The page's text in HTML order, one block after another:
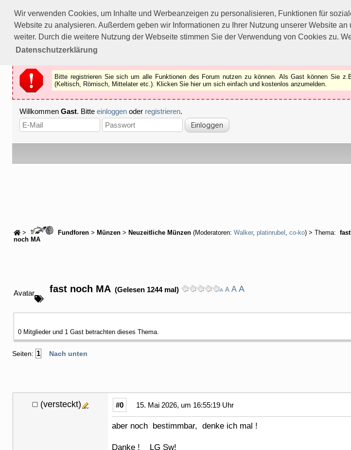
Wir verwenden Cookies, um Inhalte und Werbeanzeigen zu personalisieren, Funktionen für
Website zu analysieren. Außerdem geben wir Informationen zu Ihrer Nutzung unserer Website
weiter. Durch die weitere Nutzung der Webseite stimmen Sie der Verwendung von Cookies zu.
Datenschutzerklärung
Bitte registrieren Sie sich um alle Funktionen des Forums nutzen zu können.
Als Gast können Sie z.B.keine Bilderbetrachten.
Registrieren
Schliessen
Bitte registrieren Sie sich um alle Funktionen des Forum nutzen zu können. Als Gast können Sie
(Keltisch, Römisch, Mittelater etc.). Klicken Sie hier um sich einfach und kostenlos anzumelden.
Willkommen Gast. Bitte einloggen oder registrieren.
> Fundforen > Münzen > Neuzeitliche Münzen (Moderatoren: Walker, platinrubel , co-ko) > Thema:
fast
noch MA
Avatar fast noch MA (Gelesen 1244 mal) A A A A
0 Mitglieder und 1 Gast betrachten dieses Thema.
Seiten: 1 Nach unten
(versteckt) #0 15. Mai 2026, um 16:55:19 Uhr
aber noch bestimmbar, denke ich mal !
Danke ! LG Sw!